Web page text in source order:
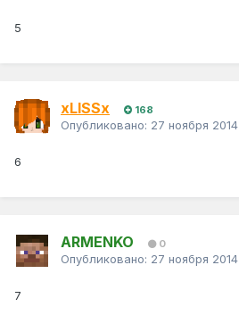
5
xLISSx 168
Опубликовано: 27 ноября 2014
6
ARMENKO 0
Опубликовано: 27 ноября 2014
7